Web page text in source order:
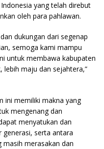
yang telah direbut
oleh para pahlawan.
dukungan dari segenap
semoga kami mampu
untuk membawa kabupaten
lebih maju dan sejahtera,”
ini memiliki makna yang
mengenang dan
menyatukan dan
serta antara
masih merasakan dan